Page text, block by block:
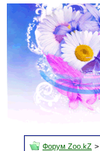
Форум Zoo.kZ >